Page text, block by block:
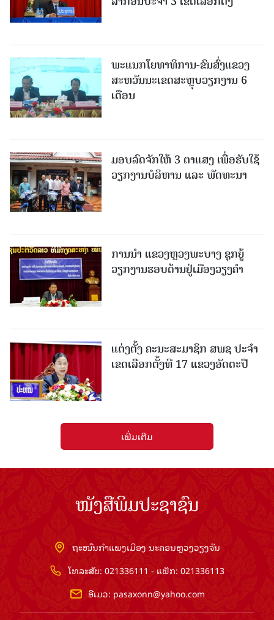
ພະແນກໂຍທາທິການ-ຂົນສົ່ງແຂວງ
ສະຫວັນນະເຂດສະຫຼຸບວຽກງານ 6
ເດືອນ
ມອບລົດຈັກໃຫ້ 3 ຕາແສງ ເພື່ອຮັບໃຊ້
ວຽກງານບໍລິຫານ ແລະ ພັດທະນາ
ການນຳ ແຂວງຫຼວງພະບາງ ຊຸກຍູ້
ວຽກງານຮອບດ້ານຢູ່ເມືອງວຽງຄໍາ
ແຕ່ງຕັ້ງ ຄະນະສະມາຊິກ ສພຊ ປະຈຳ
ເຂດເລືອກຕັ້ງທີ 17 ແຂວງອັດຕະປື
ເພີ່ມເຕີມ
ໜັງສືພິມປະຊາຊົນ
ຖະໜົນກຳແພງເມືອງ ນະຄອນຫຼວງວຽງຈັນ
ໂທລະສັບ: 021336111 - ແຟັກ: 021336113
ອີເມວ: pasaxonn@yahoo.com